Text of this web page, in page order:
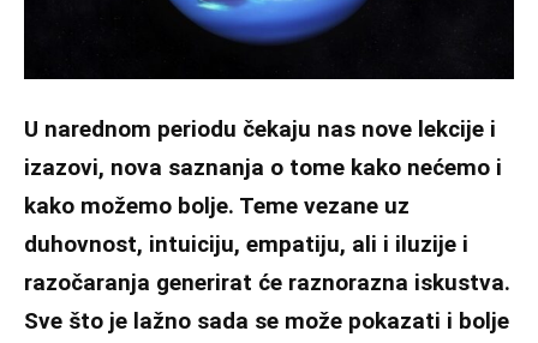
U narednom periodu čekaju nas nove lekcije i
izazovi, nova saznanja o tome kako nećemo i
kako možemo bolje. Teme vezane uz
duhovnost, intuiciju, empatiju, ali i iluzije i
razočaranja generirat će raznorazna iskustva.
Sve što je lažno sada se može pokazati i bolje